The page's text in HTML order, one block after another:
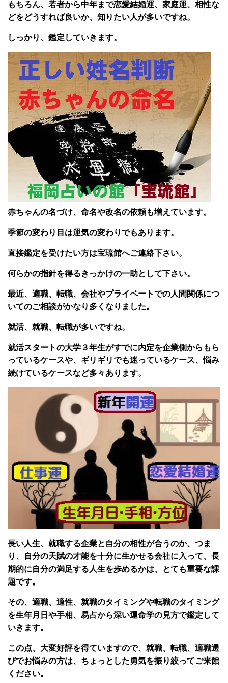
もちろん、若者から中年まで恋愛結婚運、家庭運、相性な
どをどうすれば良いか、知りたい人が多いですね。
しっかり、鑑定していきます。
赤ちゃんの名づけ、命名や改名の依頼も増えています。
季節の変わり目は運気の変わりでもあります。
直接鑑定を受けたい方は宝琉館へご連絡下さい。
何らかの指針を得るきっかけの一助として下さい。
最近、適職、転職、会社やプライベートでの人間関係につ
いてのご相談がかなり多くなり ました。
就活、就職、転職が多いですね。
就活スタートの大学３年生がすでに内定を企業側からもら
っているケースや、ギリギリでも迷っているケース、悩み
続けているケースなど多々あります。
長い人生、就職する企業と自分の相性が合うのか、つま
り、自分の天賦の才能を十分に生かせる会社に入って、長
期的に自分の満足する人生を歩めるかは、とても重要な課
題です。
その、適職、適性、就職のタイミングや転職のタイミング
を生年月日や手相、易占から深い運命学の見方で鑑定して
いきます。
この点、大変好評を得ていますので、就職、転職、適職選
びでお悩みの方は、ちょっとした勇気を振り絞ってご来館
ください。